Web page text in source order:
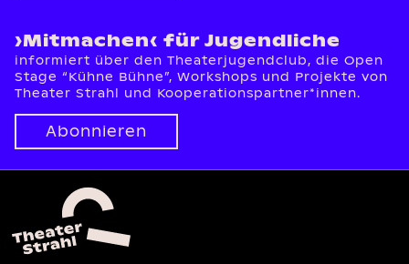
›Mitmachen‹ für Jugendliche
informiert über den Theaterjugendclub, die Open
Stage “Kühne Bühne”, Workshops und Projekte von
Theater Strahl und Kooperationspartner*innen.
Abonnieren